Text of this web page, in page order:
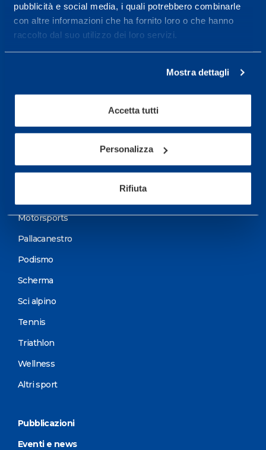
pubblicità e social media, i quali potrebbero combinarle
con altre informazioni che ha fornito loro o che hanno
raccolto dal suo utilizzo dei loro servizi.
Mostra dettagli
Accetta tutti
Personalizza
Rifiuta
Maggiori informazioni
Servizi
Test di valutazione
Programmazione Allenamento
Calcio
Motorsports
Pallacanestro
Podismo
Scherma
Sci alpino
Tennis
Triathlon
Wellness
Altri sport
Pubblicazioni
Eventi e news